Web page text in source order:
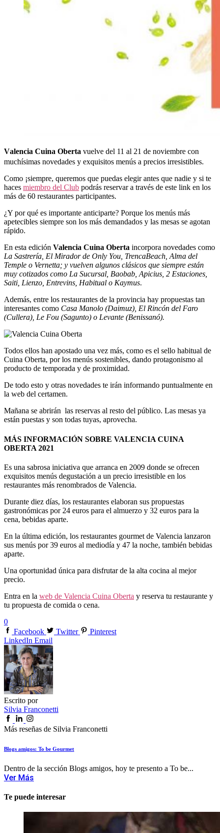
Valencia Cuina Oberta vuelve del 11 al 21 de noviembre con
muchísimas novedades y exquisitos menús a precios irresistibles.
Como ¡siempre, queremos que puedas elegir antes que nadie y si te
haces miembro del Club podrás reservar a través de este link en los
más de 60 restaurantes participantes.
¿Y por qué es importante anticiparte? Porque los menús más
apetecibles siempre son los más demandados y las mesas se agotan
rápido.
En esta edición Valencia Cuina Oberta incorpora novedades como
La Sastrería, El Mirador de Only You, TrencaBeach, Alma del
Temple o Vernetta; y vuelven algunos clásicos que siempre están
muy cotizados como La Sucursal, Baobab, Apicius, 2 Estaciones,
Saiti, Lienzo, Entrevins, Habitual o Kaymus.
Además, entre los restaurantes de la provincia hay propuestas tan
interesantes como Casa Manolo (Daimuz), El Rincón del Faro
(Cullera), Le Fou (Sagunto) o Levante (Benissanó).
Todos ellos han apostado una vez más, como es el sello habitual de
Cuina Oberta, por los menús sostenibles, dando protagonismo al
producto de temporada y de proximidad.
De todo esto y otras novedades te irán informando puntualmente en
la web del certamen.
Mañana se abrirán las reservas al resto del público. Las mesas ya
están puestas y son todas tuyas, aprovecha.
MÁS INFORMACIÓN SOBRE VALENCIA CUINA
OBERTA 2021
Es una sabrosa iniciativa que arranca en 2009 donde se ofrecen
exquisitos menús degustación a un precio irresistible en los
restaurantes más renombrados de Valencia.
Durante diez días, los restaurantes elaboran sus propuestas
gastronómicas por 24 euros para el almuerzo y 32 euros para la
cena, bebidas aparte.
En la última edición, los restaurantes gourmet de Valencia lanzaron
sus menús por 39 euros al mediodía y 47 la noche, también bebidas
aparte.
Una oportunidad única para disfrutar de la alta cocina al mejor
precio.
Entra en la web de Valencia Cuina Oberta y reserva tu restaurante y
tu propuesta de comida o cena.
0
Facebook
Twitter
Pinterest
LinkedIn Email
Escrito por
Silvia Franconetti
Más reseñas de Silvia Franconetti
Blogs amigos: To be Gourmet
Dentro de la sección Blogs amigos, hoy te presento a To be...
Ver Más
Te puede interesar